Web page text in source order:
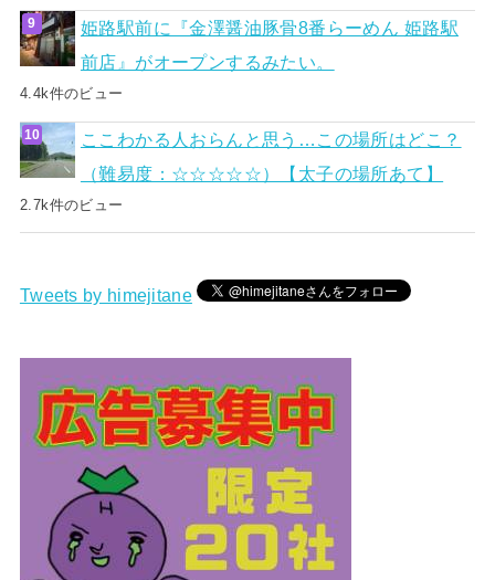
姫路駅前に『金澤醤油豚骨8番らーめん 姫路駅
前店』がオープンするみたい。
4.4k件のビュー
ここわかる人おらんと思う…この場所はどこ？
（難易度：☆☆☆☆☆）【太子の場所あて】
2.7k件のビュー
Tweets by himejitane